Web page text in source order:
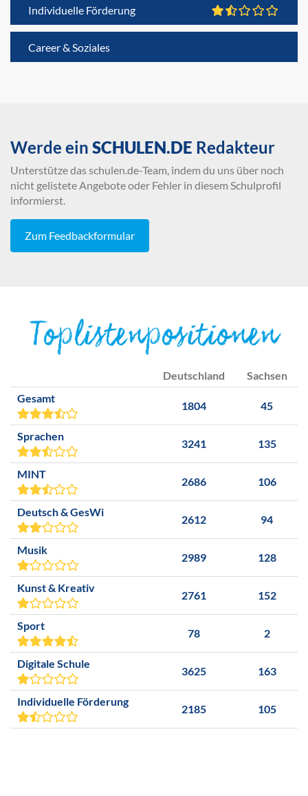
Individuelle Förderung
Career & Soziales
Werde ein SCHULEN.DE Redakteur
Unterstütze das schulen.de-Team, indem du uns über noch
nicht gelistete Angebote oder Fehler in diesem Schulprofil
informierst.
Zum Feedbackformular
Toplistenpositionen
Deutschland
Sachsen
Gesamt
1804 45
Sprachen
3241 135
MINT
2686 106
Deutsch & GesWi
2612 94
Musik
2989 128
Kunst & Kreativ
2761 152
Sport
78 2
Digitale Schule
3625 163
Individuelle Förderung
2185 105